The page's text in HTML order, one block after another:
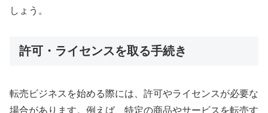
しょう。
許可・ライセンスを取る手続き
転売ビジネスを始める際には、許可やライセンスが必要な
場合があります。例えば、特定の商品やサービスを転売す